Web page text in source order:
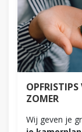
ZOMER
Wij geven je